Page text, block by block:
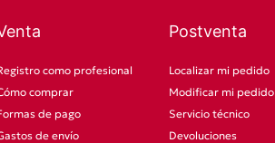
como profesional
comprar
de pago
de envío
Postventa
Localizar mi pedido
Modificar mi pedido
Servicio técnico
Devoluciones